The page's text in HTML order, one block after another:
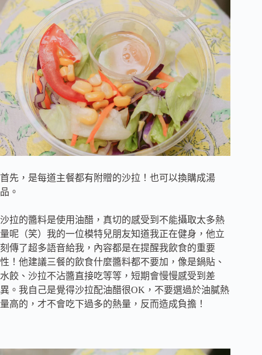
首先，是每道主餐都有附贈的沙拉！也可以換購成湯
品。
沙拉的醬料是使用油醋，真切的感受到不能攝取太多熱
量呢（笑）我的一位模特兒朋友知道我正在健身，他立
刻傳了超多語音給我，內容都是在提醒我飲食的重要
性！他建議三餐的飲食什麼醬料都不要加，像是鍋貼、
水餃、沙拉不沾醬直接吃等等，短期會慢慢感受到差
異。我自己是覺得沙拉配油醋很OK，不要選過於油膩熱
量高的，才不會吃下過多的熱量，反而造成負擔！